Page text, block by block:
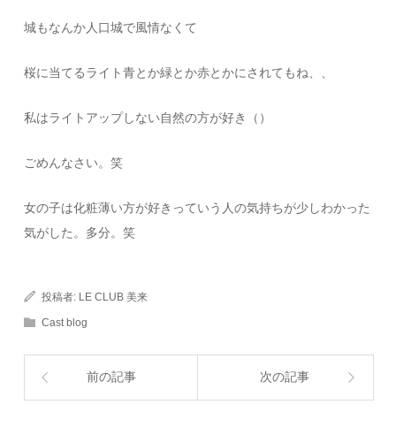
城もなんか人口城で風情なくて
桜に当てるライト青とか緑とか赤とかにされてもね、、
私はライトアップしない自然の方が好き（）
ごめんなさい。笑
女の子は化粧薄い方が好きっていう人の気持ちが少しわかった
気がした。多分。笑
投稿者: LE CLUB 美来
Cast blog
前の記事 次の記事